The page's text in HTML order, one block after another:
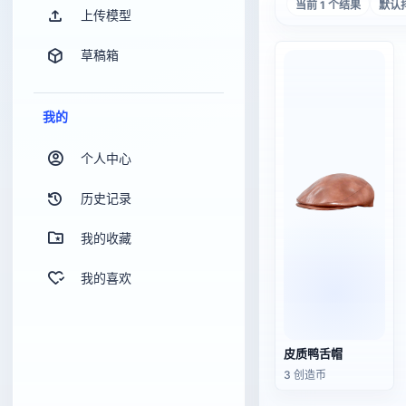
上传模型
草稿箱
我的
个人中心
历史记录
我的收藏
我的喜欢
当前 1 个结果 默认
皮质鸭舌帽
3 创造币